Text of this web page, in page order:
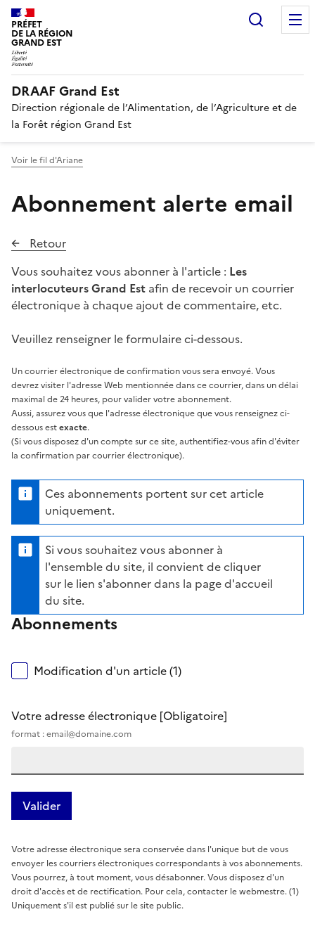
PRÉFET
DE LA RÉGION
GRAND EST
DRAAF Grand Est
Direction régionale de l’Alimentation, de l’Agriculture et de
la Forêt région Grand Est
Voir le fil d'Ariane
Abonnement alerte email
Retour
Vous souhaitez vous abonner à l'article : Les
interlocuteurs Grand Est afin de recevoir un courrier
électronique à chaque ajout de commentaire, etc.
Veuillez renseigner le formulaire ci-dessous.
Un courrier électronique de confirmation vous sera envoyé. Vous
devrez visiter l'adresse Web mentionnée dans ce courrier, dans un délai
maximal de 24 heures, pour valider votre abonnement.
Aussi, assurez vous que l'adresse électronique que vous renseignez ci-
dessous estexacte.
(Si vous disposez d'un compte sur ce site, authentifiez-vous afin d'éviter
la confirmation par courrier électronique).
Ces abonnements portent sur cet article
uniquement.
Si vous souhaitez vous abonner à
l'ensemble du site, il convient de cliquer
sur le lien s'abonner dans la page d'accueil
du site.
Abonnements
Modification d'un article (1)
Votre adresse électronique [Obligatoire]
format : email@domaine.com
Votre adresse électronique sera conservée dans l'unique but de vous
envoyer les courriers électroniques correspondants à vos abonnements.
Vous pourrez, à tout moment, vous désabonner. Vous disposez d'un
droit d'accès et de rectification. Pour cela, contacter le webmestre. (1)
Uniquement s'il est publié sur le site public.